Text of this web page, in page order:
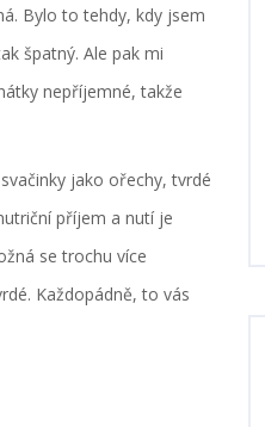
Bylo to tehdy, kdy jsem
špatný. Ale pak mi
nepříjemné, takže
jako ořechy, tvrdé
příjem a nutí je
se trochu více
Každopádně, to vás